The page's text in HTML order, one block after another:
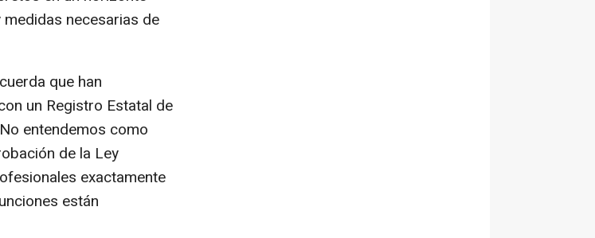
necesarias de
que han
un Registro Estatal de
entendemos como
de la Ley
exactamente
están